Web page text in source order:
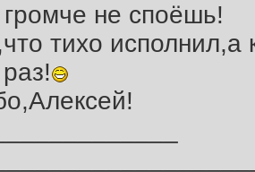
не споёшь!
тихо исполнил,а